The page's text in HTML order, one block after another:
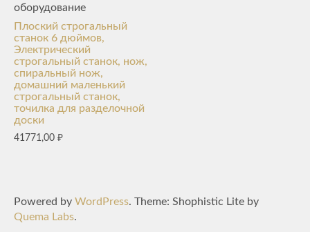
оборудование
Плоский строгальный
станок 6 дюймов,
Электрический
строгальный станок, нож,
спиральный нож,
домашний маленький
строгальный станок,
точилка для разделочной
доски
41771,00 ₽
Powered by WordPress. Theme: Shophistic Lite by
Quema Labs.